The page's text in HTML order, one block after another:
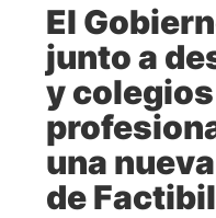
El
junto a
y
una
de